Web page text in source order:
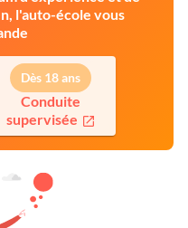
l'auto-école vous
Dès 18 ans
Conduite
supervisée